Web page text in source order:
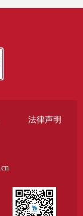
效运转
善公文
流程，
机制，
信息，
服务水
法律声明